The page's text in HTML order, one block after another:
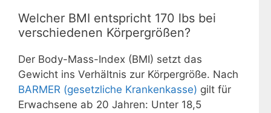
Welcher BMI entspricht 170 lbs bei
verschiedenen Körpergrößen?
Der Body-Mass-Index (BMI) setzt das
Gewicht ins Verhältnis zur Körpergröße. Nach
BARMER (gesetzliche Krankenkasse) gilt für
Erwachsene ab 20 Jahren: Unter 18,5